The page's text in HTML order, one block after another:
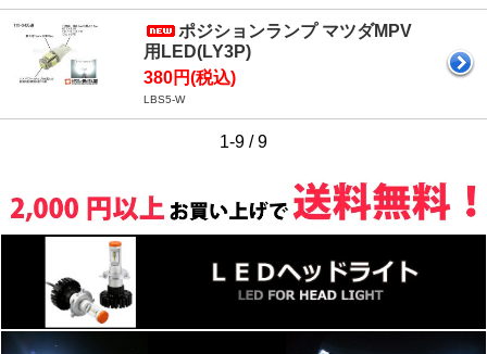
ポジションランプ マツダMPV
用LED(LY3P)
380円(税込)
LBS5-W
1-9 / 9